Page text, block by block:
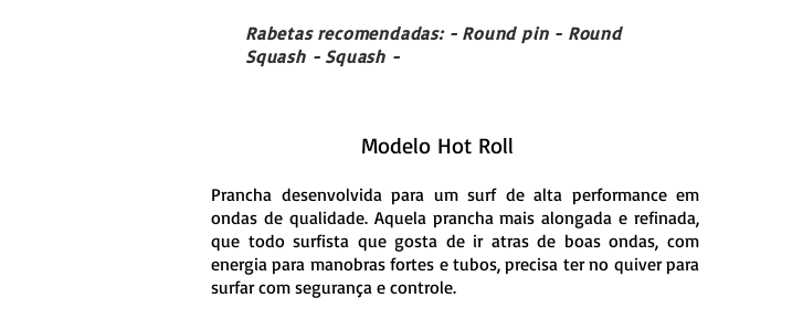
Modelo Hot Roll
Prancha desenvolvida para um surf de alta performance em
ondas de qualidade. Aquela prancha mais alongada e refinada,
que todo surfista que gosta de ir atras de boas ondas, com
energia para manobras fortes e tubos, precisa ter no quiver para
surfar com segurança e controle.
Rabetas recomendadas: - Round pin - Round
Squash - Squash -